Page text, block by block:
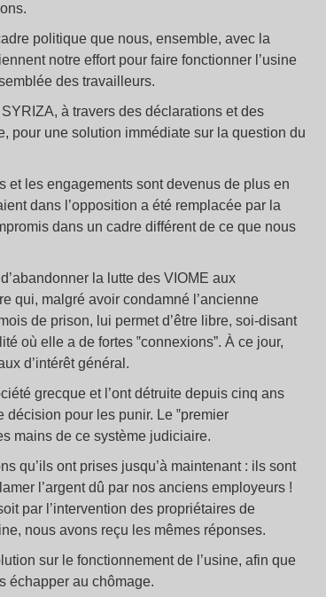
politique que nous, ensemble, avec la
notre effort pour faire fonctionner l’usine
des travailleurs.
à travers des déclarations et des
pour une solution immédiate sur la question du
et les engagements sont devenus de plus en
dans l’opposition a été remplacée par la
dans un cadre différent de ce que nous
la lutte des VIOME aux
qui, malgré avoir condamné l’ancienne
de prison, lui permet d’être libre, soi-disant
où elle a de fortes ‟connexions”. À ce jour,
d’intérêt général.
grecque et l’ont détruite depuis cinq ans
pour les punir. Le ‟premier
mains de ce système judiciaire.
qu’ils ont prises jusqu’à maintenant : ils sont
l’argent dû par nos anciens employeurs !
par l’intervention des propriétaires de
nous avons reçu les mêmes réponses.
sur le fonctionnement de l’usine, afin que
échapper au chômage.